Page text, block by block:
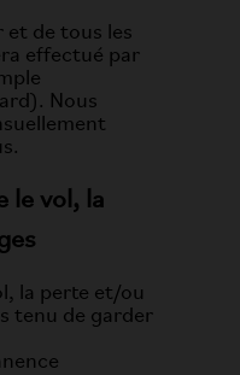
et de tous les
effectué par
Nous
le vol, la
la perte et/ou
tenu de garder